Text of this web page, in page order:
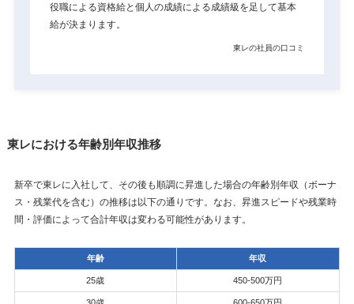
役職による資格給と個人の成績による成績級を足して基本
給が決まります。
東レの社員の口コミ
東レにおける年齢別年収推移
新卒で東レに入社して、その後も順調に昇進した場合の年齢別年収（ボーナ
ス・残業代を含む）の推移は以下の通りです。なお、昇進スピードや残業時
間・評価によって合計年収は変わる可能性があります。
年齢 年収
25歳 450-500万円